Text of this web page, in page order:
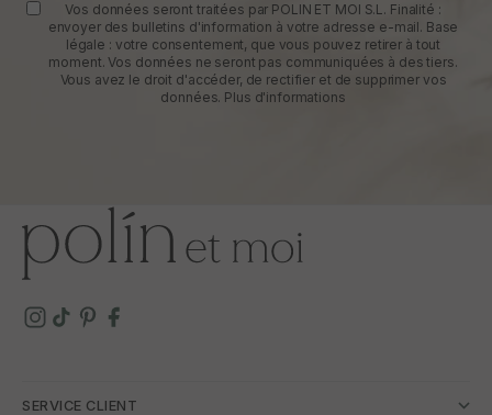
Vos données seront traitées par POLIN ET MOI S.L. Finalité :
envoyer des bulletins d'information à votre adresse e-mail. Base
légale : votre consentement, que vous pouvez retirer à tout
moment. Vos données ne seront pas communiquées à des tiers.
Vous avez le droit d'accéder, de rectifier et de supprimer vos
données. Plus d'informations
SERVICE CLIENT